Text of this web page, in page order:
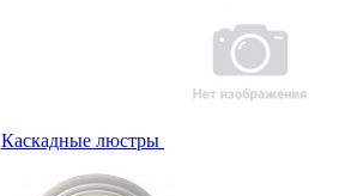
Каскадные люстры